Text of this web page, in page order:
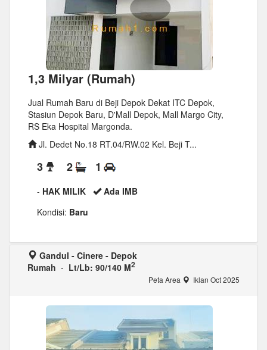
1,3 Milyar (Rumah)
Jual Rumah Baru di Beji Depok Dekat ITC Depok,
Stasiun Depok Baru, D'Mall Depok, Mall Margo City,
RS Eka Hospital Margonda.
Jl. Dedet No.18 RT.04/RW.02 Kel. Beji T...
3 2 1
- HAK MILIK
Ada IMB
Kondisi: Baru
Gandul - Cinere - Depok
Rumah - Lt/Lb: 90/140 M2
Peta Area Iklan Oct 2025